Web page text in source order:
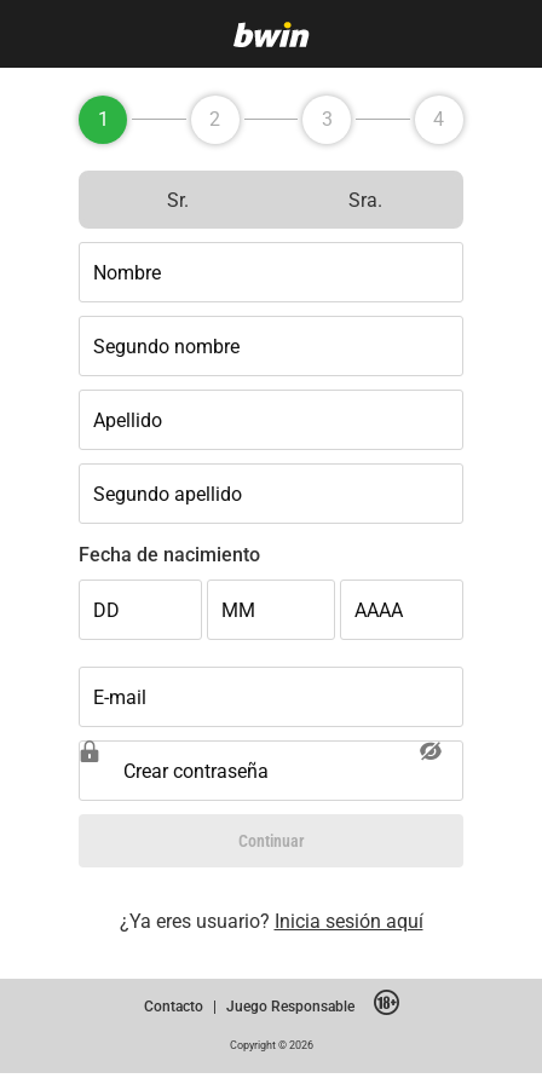
1 2 3 4
Sr. Sra.
Nombre
Segundo nombre
Apellido
Segundo apellido
Fecha de nacimiento
DD MM AAAA
E-mail
Crear contraseña
Continuar
¿Ya eres usuario? Inicia sesión aquí
Contacto | Juego Responsable
Copyright © 2026